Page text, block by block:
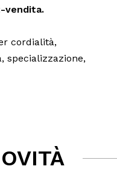
vendita.
cordialità,
specializzazione,